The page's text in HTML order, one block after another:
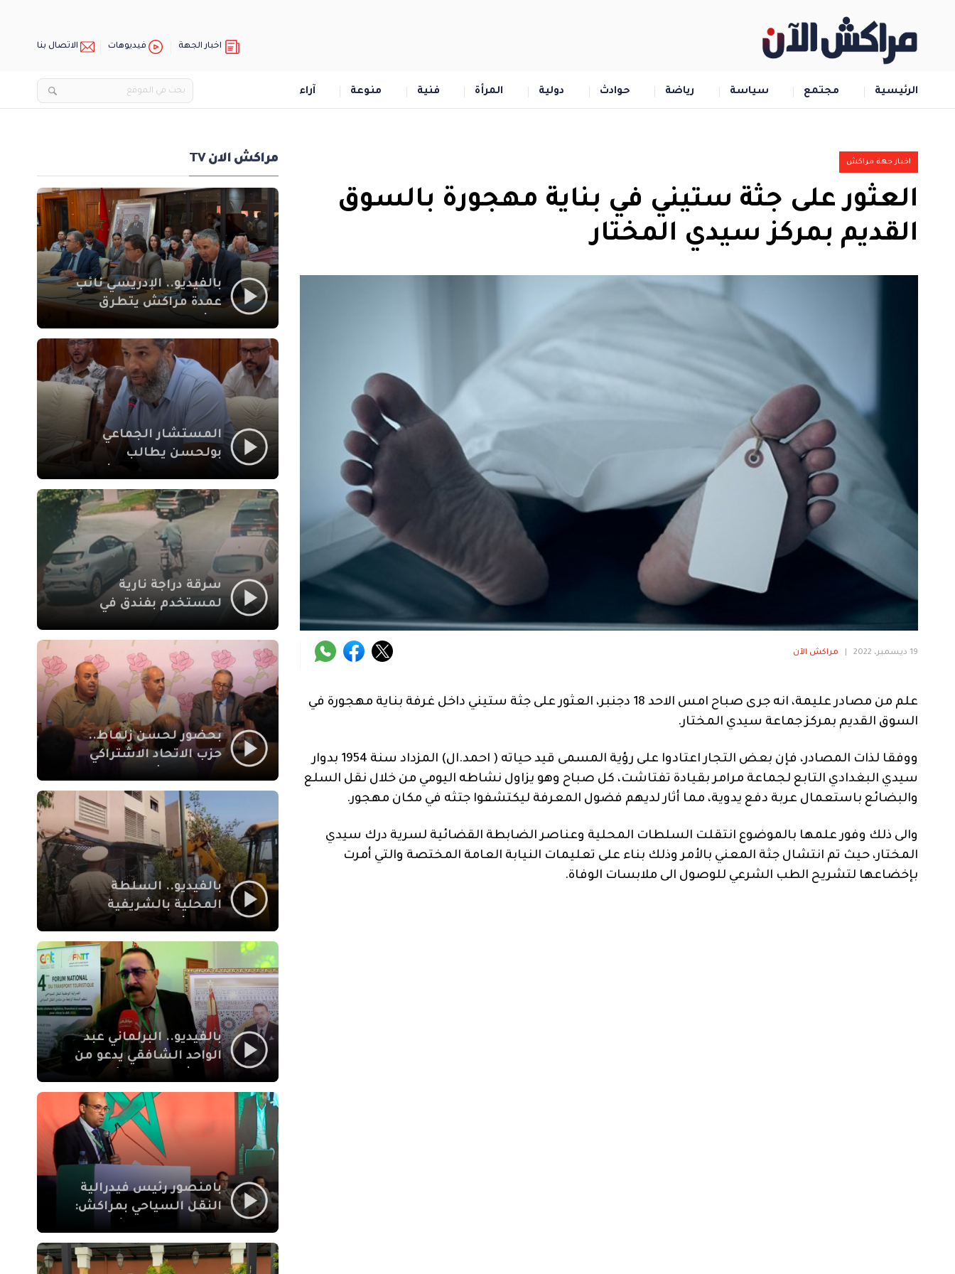
اخبار الجهة فيديوهات الاتصال بنا
الرئيسية مجتمع سياسة رياضة حوادث دولية المرأة فنية منوعة آراء
اخبار جهة مراكش
العثور على جثة ستيني في بناية مهجورة بالسوق
القديم بمركز سيدي المختار
19 ديسمبر، 2022 مراكش الآن
علم من مصادر عليمة، انه جرى صباح امس الاحد 18 دجنبر، العثور على جثة ستيني داخل غرفة بناية مهجورة في
السوق القديم بمركز جماعة سيدي المختار.
ووفقا لذات المصادر، فإن بعض التجار اعتادوا على رؤية المسمى قيد حياته ( احمد.ال) المزداد سنة 1954 بدوار
سيدي البغدادي التابع لجماعة مرامر بقيادة تفتاشت، كل صباح وهو يزاول نشاطه اليومي من خلال نقل السلع
والبضائع باستعمال عربة دفع يدوية، مما أثار لديهم فضول المعرفة ليكتشفوا جتثه في مكان مهجور.
والى ذلك وفور علمها بالموضوع انتقلت السلطات المحلية وعناصر الضابطة القضائية لسرية درك سيدي
المختار، حيث تم انتشال جثة المعني بالأمر وذلك بناء على تعليمات النيابة العامة المختصة والتي أمرت
بإخضاعها لتشريح الطب الشرعي للوصول الى ملابسات الوفاة.
مراكش الان TV
بالفيديو.. الإدريسي نائب
عمدة مراكش يتطرق
الاجتماعي في نقل
المحطة الطرقية إلى
العزوزية
المستشار الجماعي
بولحسن يطالب
أشغال شارع علال
الفاسي بمراكش
سرقة دراجة نارية
لمستخدم بفندق في
بمراكش
بحضور لحسن زلماط..
حزب الاتحاد الاشتراكي
مقراً بمقاطعة سيدي
يوسف بن علي مراكش
بالفيديو.. السلطة
المحلية بالشريفية
بنايات غير قانونية بإقامة
الإيمان
بالفيديو.. البرلماني عبد
الواحد الشافقي يدعو من
النقل السياحي لمواكبة
بامنصور رئيس فيدرالية
النقل السياحي بمراكش:
والاصلاح التشريعي
ركيزتان أساسيتان لكسب